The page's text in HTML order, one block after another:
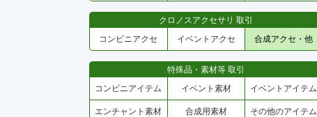
クロノスアクセサリ 取引
コンビニアクセ
イベントアクセ 合成アクセ・他
特殊品・素材等 取引
コンビニアイテム
イベント素材 イベントアイテム
エンチャント素材 合成用素材 その他のアイテム